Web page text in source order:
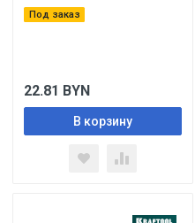
Под заказ
22.81 BYN
В корзину